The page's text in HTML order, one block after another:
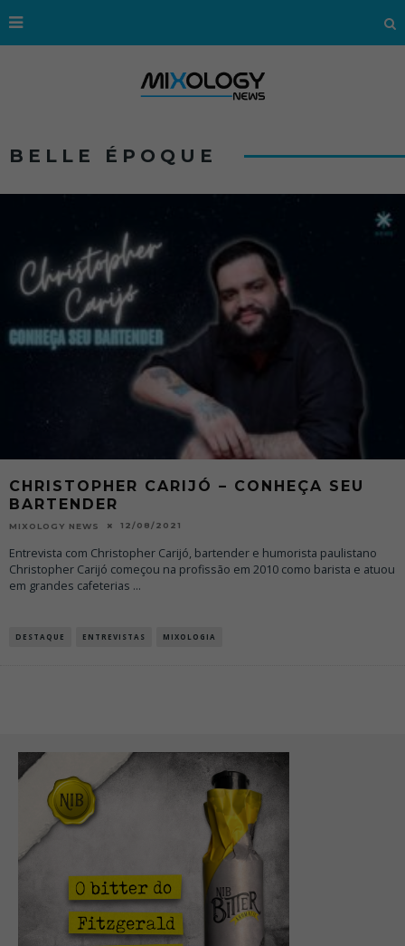
BELLE ÉPOQUE
CHRISTOPHER CARIJÓ – CONHEÇA SEU
BARTENDER
MIXOLOGY NEWS 12/08/2021
Entrevista com Christopher Carijó, bartender e humorista paulistano
Christopher Carijó começou na profissão em 2010 como barista e atuou
em grandes cafeterias ...
DESTAQUE ENTREVISTAS MIXOLOGIA